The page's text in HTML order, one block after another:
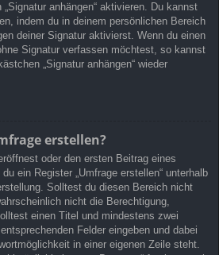
anhängen“ aktivieren. Du kannst
indem du in deinem persönlichen Bereich
deiner Signatur aktivierst. Wenn du einen
Signatur verfassen möchtest, so kannst
„Signatur anhängen“ wieder
erstellen?
oder den ersten Beitrag eines
ein Register „Umfrage erstellen“ unterhalb
Solltest du diesen Bereich nicht
nicht die Berechtigung,
einen Titel und mindestens zwei
Felder eingeben und dabei
in einer eigenen Zeile steht.